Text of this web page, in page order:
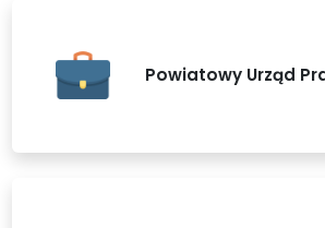
Powiatowy Urząd